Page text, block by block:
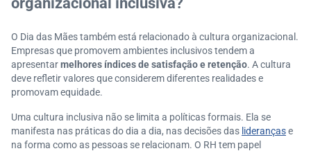
O Dia das Mães também está relacionado à cultura organizacional.
Empresas que promovem ambientes inclusivos tendem a
apresentarmelhores índices de satisfação e retenção. A cultura
deve refletir valores que considerem diferentes realidades e
promovam equidade.
Uma cultura inclusiva não se limita a políticas formais. Ela se
manifesta nas práticas do dia a dia, nas decisões das liderançase
na forma como as pessoas se relacionam. O RH tem papel